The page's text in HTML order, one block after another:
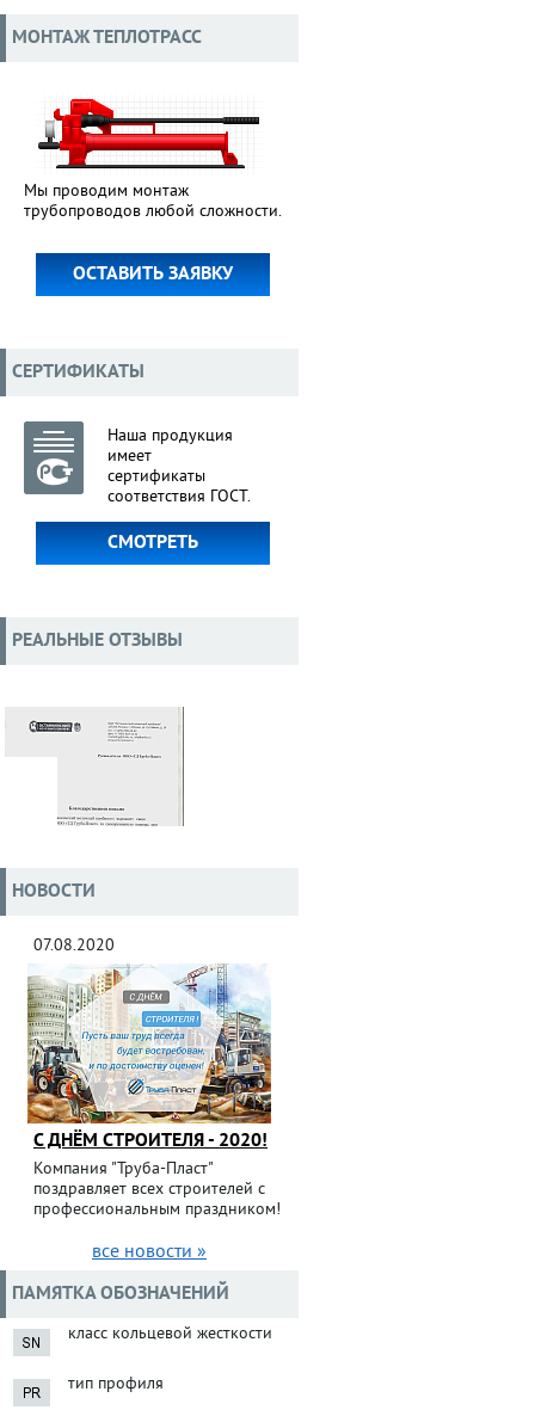
МОНТАЖ ТЕПЛОТРАСС
Мы проводим монтаж
трубопроводов любой сложности.
ОСТАВИТЬ ЗАЯВКУ
СЕРТИФИКАТЫ
Наша продукция
имеет
сертификаты
соответствия ГОСТ.
СМОТРЕТЬ
РЕАЛЬНЫЕ ОТЗЫВЫ
НОВОСТИ
07.08.2020
С ДНЁМ СТРОИТЕЛЯ - 2020!
Компания "Труба-Пласт"
поздравляет всех строителей с
профессиональным праздником!
все новости »
ПАМЯТКА ОБОЗНАЧЕНИЙ
класс кольцевой жесткости
тип профиля